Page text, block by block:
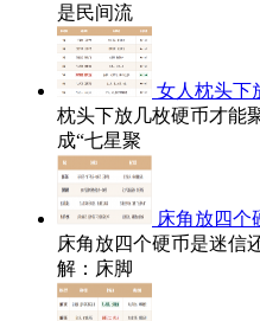
是民间流
女人枕头下
枕头下放几枚硬币才能
成“七星聚
床角放四个
床角放四个硬币是迷信
解：床脚